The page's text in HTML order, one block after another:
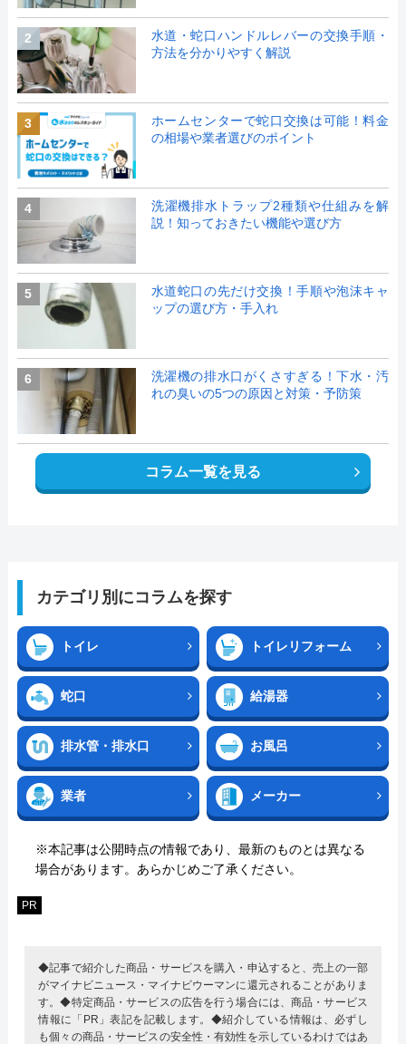
2
水道・蛇口ハンドルレバーの交換手順・
方法を分かりやすく解説
3
ホームセンターで蛇口交換は可能！料金
の相場や業者選びのポイント
4
洗濯機排水トラップ2種類や仕組みを解
説！知っておきたい機能や選び方
5
水道蛇口の先だけ交換！手順や泡沫キャ
ップの選び方・手入れ
6
洗濯機の排水口がくさすぎる！下水・汚
れの臭いの5つの原因と対策・予防策
コラム一覧を見る
カテゴリ別にコラムを探す
トイレ トイレリフォーム
蛇口 給湯器
排水管・排水口 お風呂
業者 メーカー
※本記事は公開時点の情報であり、最新のものとは異なる
場合があります。あらかじめご了承ください。
PR
◆記事で紹介した商品・サービスを購入・申込すると、売上の一部
がマイナビニュース・マイナビウーマンに還元されることがありま
す。◆特定商品・サービスの広告を行う場合には、商品・サービス
情報に「PR」表記を記載します。◆紹介している情報は、必ずし
も個々の商品・サービスの安全性・有効性を示しているわけではあ